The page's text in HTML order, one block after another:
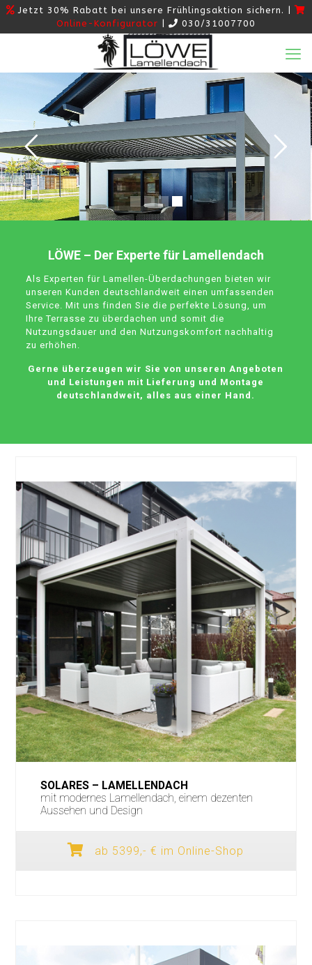
Jetzt 30% Rabatt bei unsere Frühlingsaktion sichern. |
Online-Konfigurator
030/31007700
LÖWE – Der Experte für Lamellendach
Als Experten für Lamellen-Überdachungen bieten wir
unseren Kunden deutschlandweit einen umfassenden
Service. Mit uns finden Sie die perfekte Lösung, um
Ihre Terrasse zu überdachen und somit die
Nutzungsdauer und den Nutzungskomfort nachhaltig
zu erhöhen.
Gerne überzeugen wir Sie von unseren Angeboten
und Leistungen mit Lieferung und Montage
deutschlandweit, alles aus einer Hand.
SOLARES – LAMELLENDACH
mit modernes Lamellendach, einem dezenten
Aussehen und Design
ab 5399,- € im Online-Shop